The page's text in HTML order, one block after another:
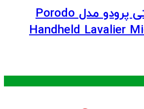
میکروفون دستی پرودو مدل Porodo
Handheld Lavalier